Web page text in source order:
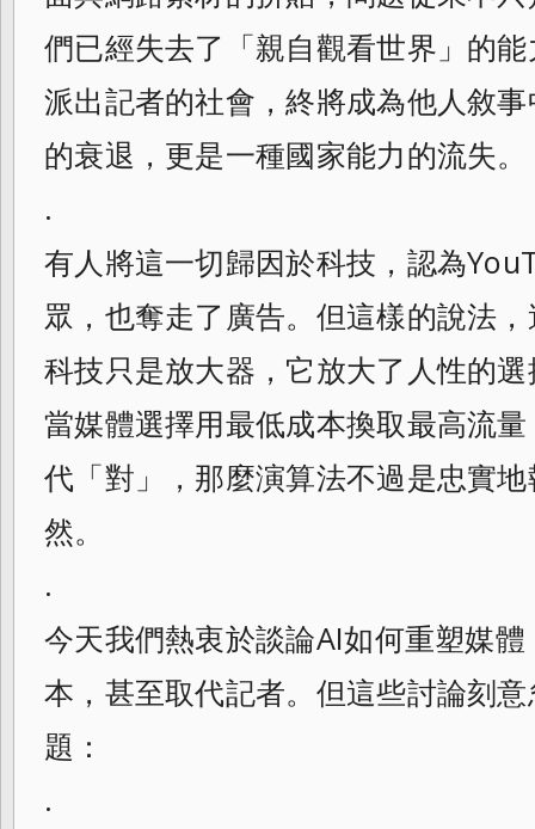
們已經失去了「親自觀看世界」的
派出記者的社會，終將成為他人敘
的衰退，更是一種國家能力的流失。
.
有人將這一切歸因於科技，認為
眾，也奪走了廣告。但這樣的說法
科技只是放大器，它放大了人性的
當媒體選擇用最低成本換取最高流
代「對」，那麼演算法不過是忠實
然。
.
今天我們熱衷於談論AI如何重塑媒
本，甚至取代記者。但這些討論刻
題：
.